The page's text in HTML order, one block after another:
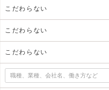
こだわらない
こだわらない
こだわらない